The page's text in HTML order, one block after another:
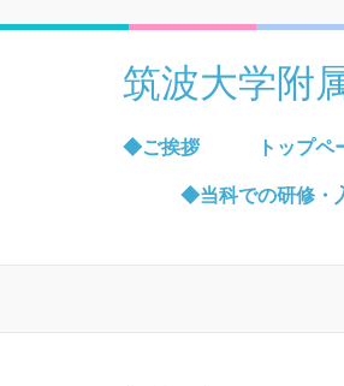
筑波大学附
◆ご挨拶 トップペ
◆当科での研修・